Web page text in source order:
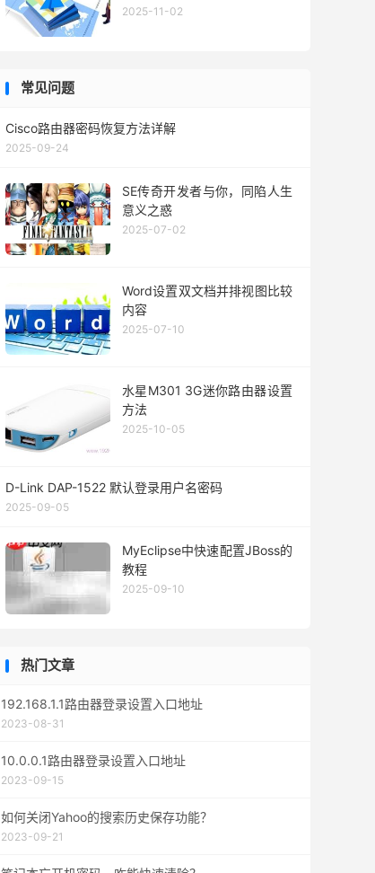
2025-11-02
常见问题
Cisco路由器密码恢复方法详解
2025-09-24
SE传奇开发者与你，同陷人生
意义之惑
2025-07-02
Word设置双文档并排视图比较
内容
2025-07-10
水星M301 3G迷你路由器设置
方法
2025-10-05
D-Link DAP-1522 默认登录用户名密码
2025-09-05
MyEclipse中快速配置JBoss的
教程
2025-09-10
热门文章
192.168.1.1路由器登录设置入口地址
2023-08-31
10.0.0.1路由器登录设置入口地址
2023-09-15
如何关闭Yahoo的搜索历史保存功能？
2023-09-21